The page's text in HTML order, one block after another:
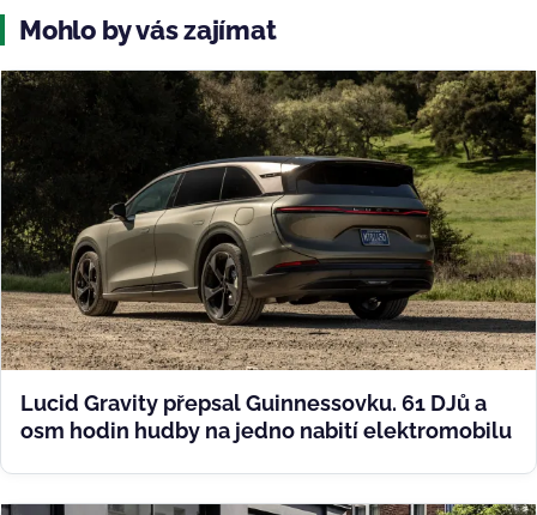
Mohlo by vás zajímat
Lucid Gravity přepsal Guinnessovku. 61 DJů a
osm hodin hudby na jedno nabití elektromobilu